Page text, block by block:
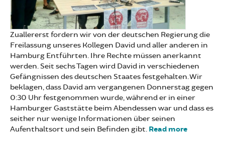
Zuallererst fordern wir von der deutschen Regierung die
Freilassung unseres Kollegen David und aller anderen in
Hamburg Entführten. Ihre Rechte müssen anerkannt
werden. Seit sechs Tagen wird David in verschiedenen
Gefängnissen des deutschen Staates festgehalten. Wir
beklagen, dass David am vergangenen Donnerstag gegen
0:30 Uhr festgenommen wurde, während er in einer
Hamburger Gaststätte beim Abendessen war und dass es
seither nur wenige Informationen über seinen
Aufenthaltsort und sein Befinden gibt. Read more